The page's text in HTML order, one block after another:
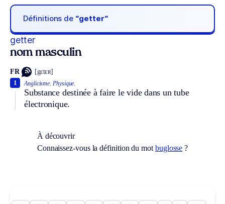
Définitions de “getter“
getter
nom masculin
FR [gɛtɛʀ]
Anglicisme. Physique.
Substance destinée à faire le vide dans un tube
électronique.
1
À découvrir
Connaissez-vous la définition du mot buglosse ?